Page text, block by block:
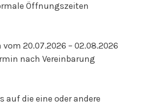
Öffnungszeiten
vom 20.07.2026 – 02.08.2026
nach Vereinbarung
auf die eine oder andere